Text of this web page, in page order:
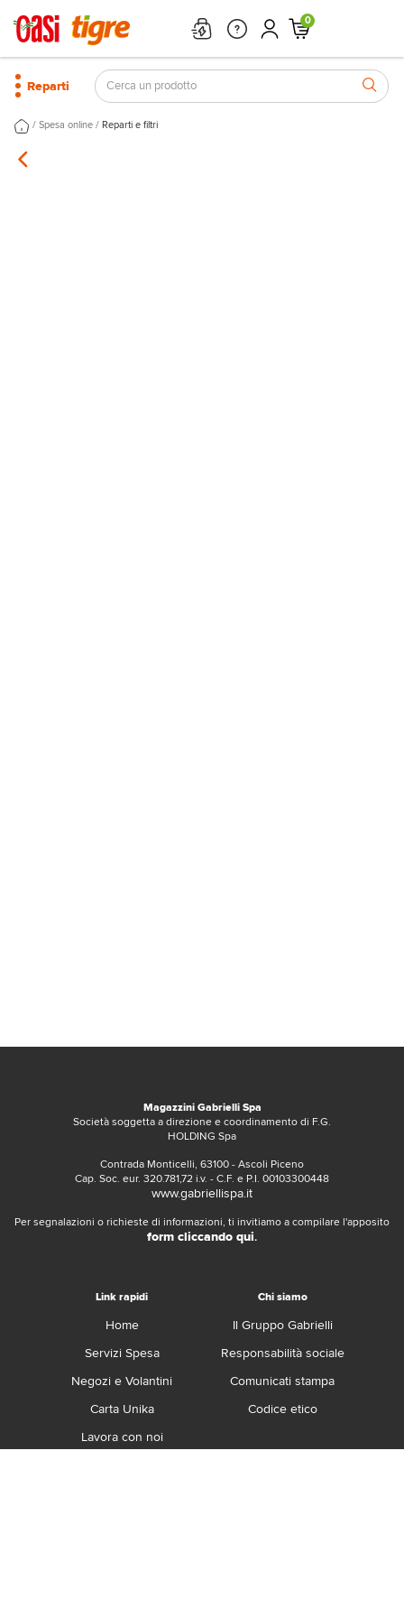
0
Reparti
/ Spesa online / Reparti e filtri
Magazzini Gabrielli Spa
Società soggetta a direzione e coordinamento di F.G.
HOLDING Spa
Contrada Monticelli, 63100 - Ascoli Piceno
Cap. Soc. eur. 320.781,72 i.v. - C.F. e P.I. 00103300448
www.gabriellispa.it
Per segnalazioni o richieste di informazioni, ti invitiamo a compilare l'apposito
form cliccando qui.
Link rapidi
Home
Servizi Spesa
Negozi e Volantini
Carta Unika
Lavora con noi
Chi siamo
Il Gruppo Gabrielli
Responsabilità sociale
Comunicati stampa
Codice etico